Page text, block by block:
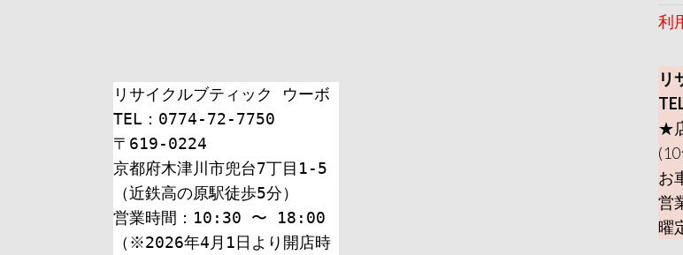
利
リサイクルブティック ウーボ
TEL：0774-72-7750
〒619-0224
京都府木津川市兜台7丁目1-5
（近鉄高の原駅徒歩5分）
営業時間：10:30 〜 18:00
（※2026年4月1日より開店時
リ
★
(10
お
営
曜